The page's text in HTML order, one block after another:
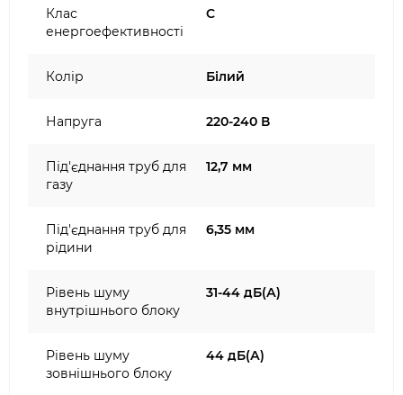
Клас
енергоефективності
C
Колір Білий
Напруга 220-240 В
Під'єднання труб для
газу
12,7 мм
Під'єднання труб для
рідини
6,35 мм
Рівень шуму
внутрішнього блоку
31-44 дБ(А)
Рівень шуму
зовнішнього блоку
44 дБ(А)